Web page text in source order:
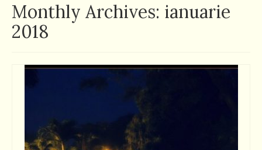
Totul despre tango
Scoli
Monthly Archives: ianuarie
2018